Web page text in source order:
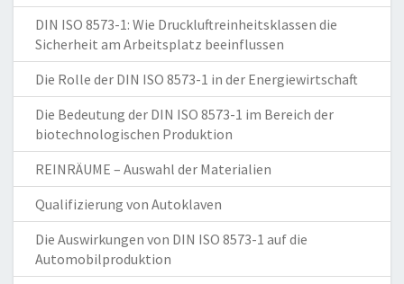
DIN ISO 8573-1: Wie Druckluftreinheitsklassen die
Sicherheit am Arbeitsplatz beeinflussen
Die Rolle der DIN ISO 8573-1 in der Energiewirtschaft
Die Bedeutung der DIN ISO 8573-1 im Bereich der
biotechnologischen Produktion
REINRÄUME – Auswahl der Materialien
Qualifizierung von Autoklaven
Die Auswirkungen von DIN ISO 8573-1 auf die
Automobilproduktion